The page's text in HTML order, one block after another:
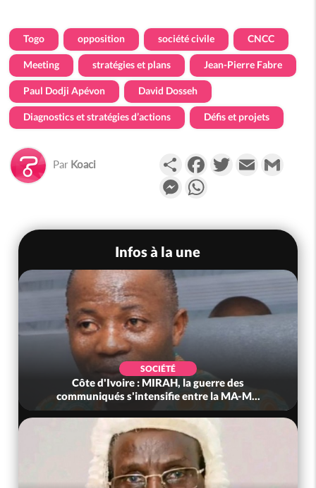
Togo opposition société civile CNCC
Meeting stratégies et plans Jean-Pierre Fabre
Paul Dodji Apévon David Dosseh
Diagnostics et stratégies d’actions Défis et projets
Par Koaci PartagerFacebookTwitterEmail
Messenger
Infos à la une
SOCIÉTÉ
Côte d'Ivoire : MIRAH, la guerre des
communiqués s'intensifie entre la MA-M...